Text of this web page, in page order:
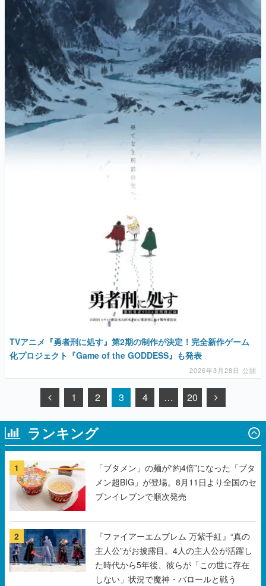
TVアニメ『勇者刑に処す』第2期の制作が決定！完全新作ゲーム
化プロジェクト『Game of the GODDESS』も発表
2026年3月28日 公開
1 2 3 4 … 20
ランキング
1
「ブタメン」の麺が“約4倍”になった「ブタ
メン超BIG」が登場。8月11日より全国のセ
ブンイレブンで順次発売
2
『ファイアーエムブレム 万紫千紅』“真の
主人公”がお披露目。4人の主人公が活躍し
た時代から5年後、彼らが「この世に存在
しない」状況で魔神・バロールと戦う